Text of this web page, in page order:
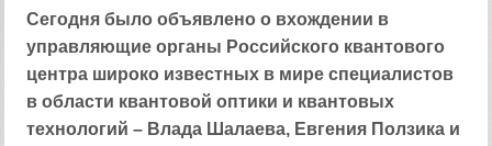
Сегодня было объявлено о вхождении в
управляющие органы Российского квантового
центра широко известных в мире специалистов
в области квантовой оптики и квантовых
технологий – Влада Шалаева, Евгения Ползика и